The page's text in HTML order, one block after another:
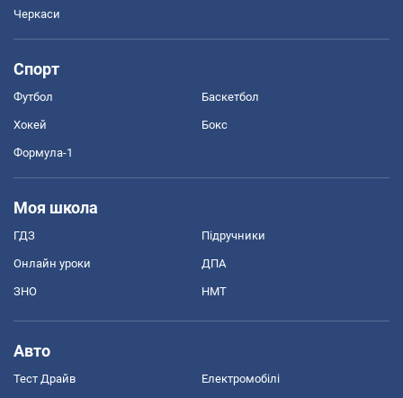
Черкаси
Спорт
Футбол Баскетбол
Хокей Бокс
Формула-1
Моя школа
ГДЗ Підручники
Онлайн уроки ДПА
ЗНО НМТ
Авто
Тест Драйв Електромобілі